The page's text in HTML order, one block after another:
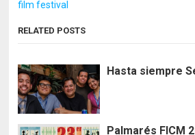
film festival
RELATED POSTS
Hasta siempre
Palmarés FICM